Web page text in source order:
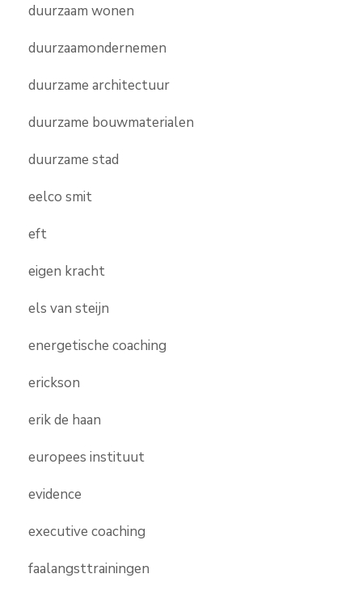
duurzaam wonen
duurzaamondernemen
duurzame architectuur
duurzame bouwmaterialen
duurzame stad
eelco smit
eft
eigen kracht
els van steijn
energetische coaching
erickson
erik de haan
europees instituut
evidence
executive coaching
faalangsttrainingen